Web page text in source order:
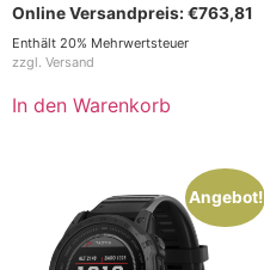
€763,81
Enthält 20% Mehrwertsteuer
zzgl. Versand
In den Warenkorb
Angebot!